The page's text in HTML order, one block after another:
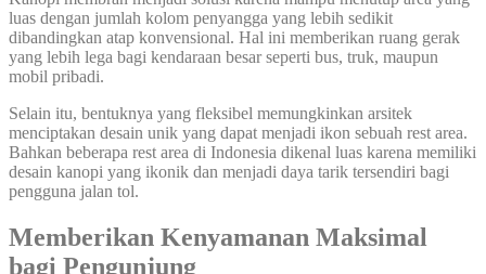
luas dengan jumlah kolom penyangga yang lebih sedikit
dibandingkan atap konvensional. Hal ini memberikan ruang gerak
yang lebih lega bagi kendaraan besar seperti bus, truk, maupun
mobil pribadi.
Selain itu, bentuknya yang fleksibel memungkinkan arsitek
menciptakan desain unik yang dapat menjadi ikon sebuah rest area.
Bahkan beberapa rest area di Indonesia dikenal luas karena memiliki
desain kanopi yang ikonik dan menjadi daya tarik tersendiri bagi
pengguna jalan tol.
Memberikan Kenyamanan Maksimal
bagi Pengunjung